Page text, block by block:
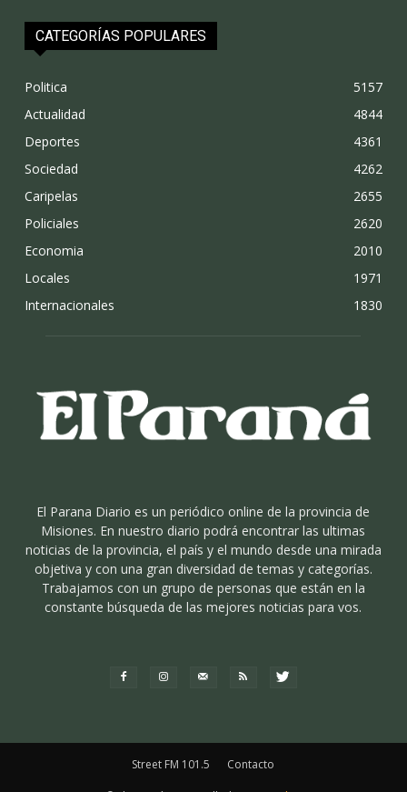
CATEGORÍAS POPULARES
Politica
5157
Actualidad
4844
Deportes
4361
Sociedad
4262
Caripelas
2655
Policiales
2620
Economia
2010
Locales
1971
Internacionales
1830
El Parana Diario es un periódico online de la provincia de
Misiones. En nuestro diario podrá encontrar las ultimas
noticias de la provincia, el país y el mundo desde una mirada
objetiva y con una gran diversidad de temas y categorías.
Trabajamos con un grupo de personas que están en la
constante búsqueda de las mejores noticias para vos.
Street FM 101.5 Contacto